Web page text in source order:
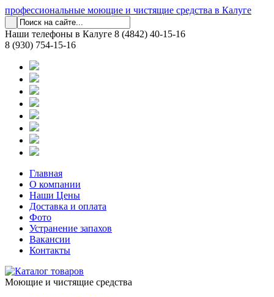
профессиональные моющие и чистящие средства в Калуге
Наши телефоны в Калуге 8 (4842) 40-15-16
8 (930) 754-15-16
Главная
О компании
Наши Цены
Доставка и оплата
Фото
Устранение запахов
Вакансии
Контакты
Моющие и чистящие средства